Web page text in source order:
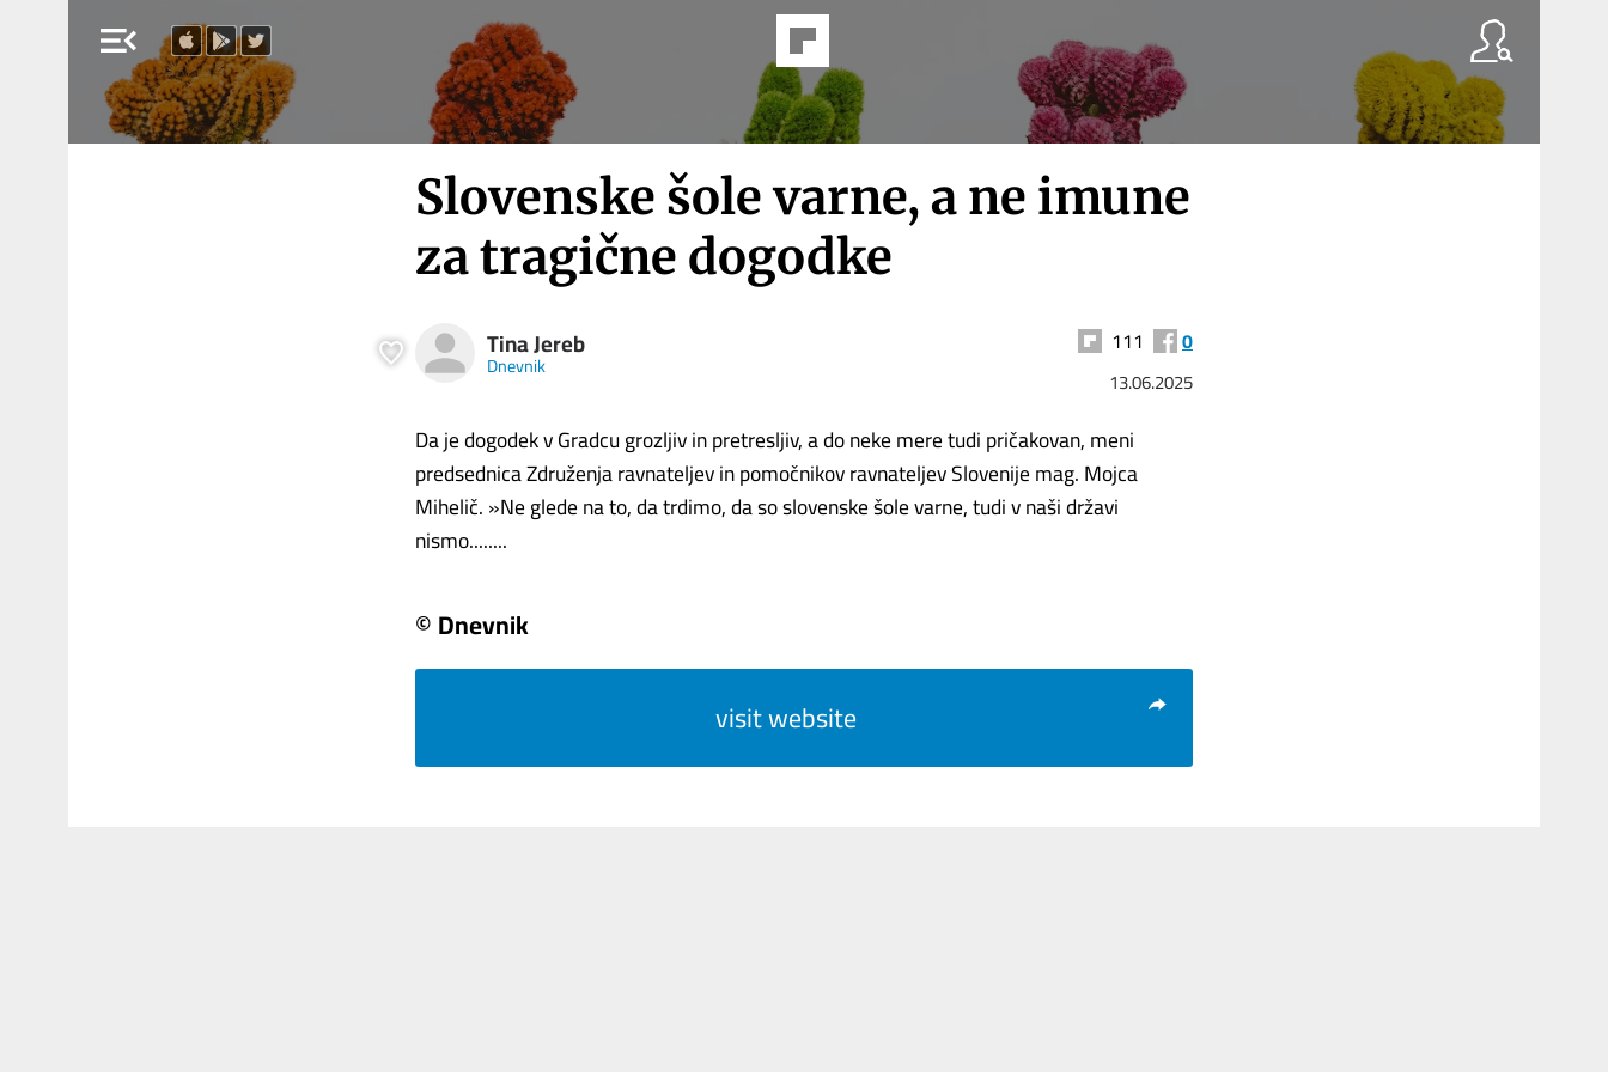
menu_open
Slovenske šole varne, a ne imune
za tragične dogodke
Tina Jereb
Dnevnik
111 0
13.06.2025
Da je dogodek v Gradcu grozljiv in pretresljiv, a do neke mere tudi pričakovan, meni
predsednica Združenja ravnateljev in pomočnikov ravnateljev Slovenije mag. Mojca
Mihelič. »Ne glede na to, da trdimo, da so slovenske šole varne, tudi v naši državi
nismo........
© Dnevnik
visit website